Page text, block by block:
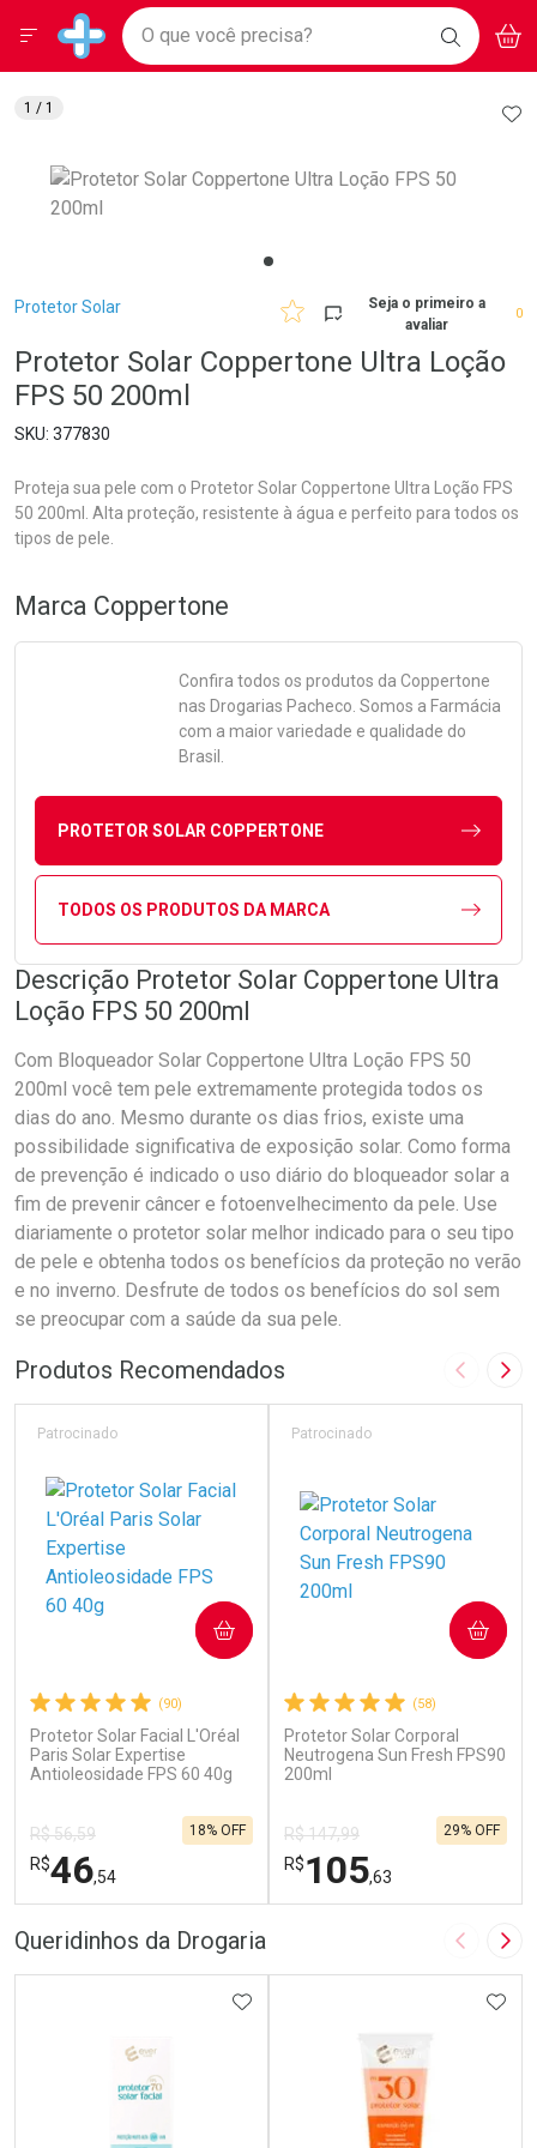
Drogarias Pacheco
Baixe nosso APP e aproveite Ofertas Exclusivas!
BAIXE
O APP
Ir direto para a home
pela página
Ir direto para o conteúdo
Ir direto para a busca
Ir direto para a conta
Ir direto para a notificações
Ir direto para o carrinho
Ir direto para o menu
Faça a sua busca
O que você precisa? BUSCAR
Menu
Breadcrumb
Protetor Solar
Seja o primeiro a
avaliar
0
Protetor Solar Coppertone Ultra Loção
FPS 50 200ml
377830
Proteja sua pele com o Protetor Solar Coppertone Ultra Loção FPS
50 200ml. Alta proteção, resistente à água e perfeito para todos os
tipos de pele.
1 / 1
Marca Coppertone
Confira todos os produtos da Coppertone
nas Drogarias Pacheco. Somos a Farmácia
com a maior variedade e qualidade do
Brasil.
PROTETOR SOLAR COPPERTONE
TODOS OS PRODUTOS DA MARCA
Descrição Protetor Solar Coppertone Ultra
Loção FPS 50 200ml
Com Bloqueador Solar Coppertone Ultra Loção FPS 50
200ml você tem pele extremamente protegida todos os
dias do ano. Mesmo durante os dias frios, existe uma
possibilidade significativa de exposição solar. Como forma
de prevenção é indicado o uso diário do bloqueador solar a
fim de prevenir câncer e fotoenvelhecimento da pele. Use
diariamente o protetor solar melhor indicado para o seu tipo
de pele e obtenha todos os benefícios da proteção no verão
e no inverno. Desfrute de todos os benefícios do sol sem
se preocupar com a saúde da sua pele.
Produtos Recomendados Imagem
(90)
Protetor Solar Facial L'Oréal
Paris Solar Expertise
Antioleosidade FPS 60 40g
Patrocinado
R$ 56,59
R$46,54
18% OFF
COMPRAR
(58)
Protetor Solar Corporal
Neutrogena Sun Fresh FPS90
200ml
Patrocinado
R$ 147,99
R$105,63
29% OFF
COMPRAR
Queridinhos da Drogaria Imagem
ADICIONAR AOS FAVORITOS